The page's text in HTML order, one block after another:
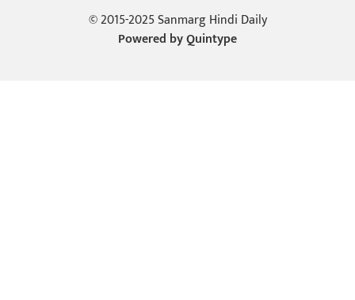
© 2015-2025 Sanmarg Hindi Daily
Powered byQuintype